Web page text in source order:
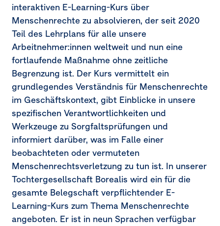
interaktiven E-Learning-Kurs über
Menschenrechte zu absolvieren, der seit 2020
Teil des Lehrplans für alle unsere
Arbeitnehmer:innen weltweit und nun eine
fortlaufende Maßnahme ohne zeitliche
Begrenzung ist. Der Kurs vermittelt ein
grundlegendes Verständnis für Menschenrechte
im Geschäftskontext, gibt Einblicke in unsere
spezifischen Verantwortlichkeiten und
Werkzeuge zu Sorgfaltsprüfungen und
informiert darüber, was im Falle einer
beobachteten oder vermuteten
Menschenrechtsverletzung zu tun ist. In unserer
Tochtergesellschaft Borealis wird ein für die
gesamte Belegschaft verpflichtender E-
Learning-Kurs zum Thema Menschenrechte
angeboten. Er ist in neun Sprachen verfügbar